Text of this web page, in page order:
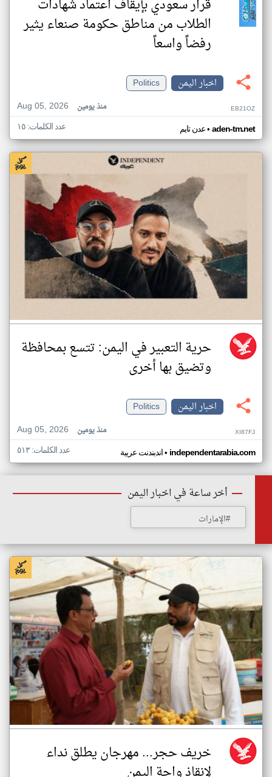
قرار سعودي بإيقاف اعتماد شهادات
الطلاب من مناطق حكومة صنعاء يثير
رفضاً واسعاً
اخبار اليمن
Politics
Aug 05, 2026
منذ يومين EB21OZ
عدن تايم• aden-tm.net عدد الكلمات: ١٥
حرية التعبير في اليمن: تتسع بمحافظة
وتضيق بها أخرى
اخبار اليمن
Politics
Aug 05, 2026
منذ يومين XI87FJ
اندبندنت عربية• independentarabia.com عدد الكلمات: ٥١٣
أخر ساعة في اخبار اليمن
#الإمارات
خريف حجر... مهرجان يطلق نداء